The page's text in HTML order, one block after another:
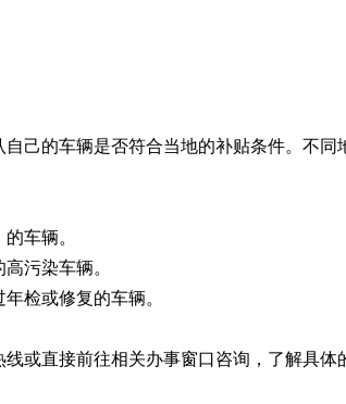
己的车辆是否符合当地的补贴条件。不同
车辆。
污染车辆。
检或修复的车辆。
或直接前往相关办事窗口咨询，了解具体